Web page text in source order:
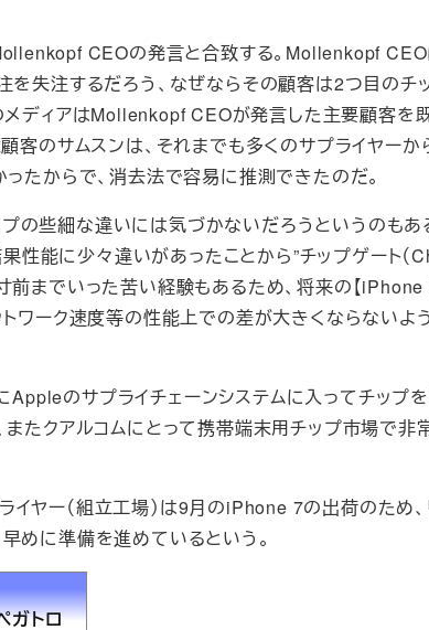
CEOの発言と合致する。Mollenkopf
失注するだろう、なぜならその顧客は2つ目のチ
メディアはMollenkopf CEOが発言した主要顧客を
のサムスンは、それまでも多くのサプライヤーか
たからで、消去法で容易に推測できたのだ。
の些細な違いには気づかないだろうというのもある
能に少々違いがあったことから”チップゲート（
までいった苦い経験もあるため、将来の【iPhone
ワーク速度等の性能上での差が大きくならないよ
Appleのサプライチェーンシステムに入ってチップ
たクアルコムにとって携帯端末用チップ市場で非
ヤー（組立工場）は9月のiPhone 7の出荷のため
めに準備を進めているという。
ガトロ